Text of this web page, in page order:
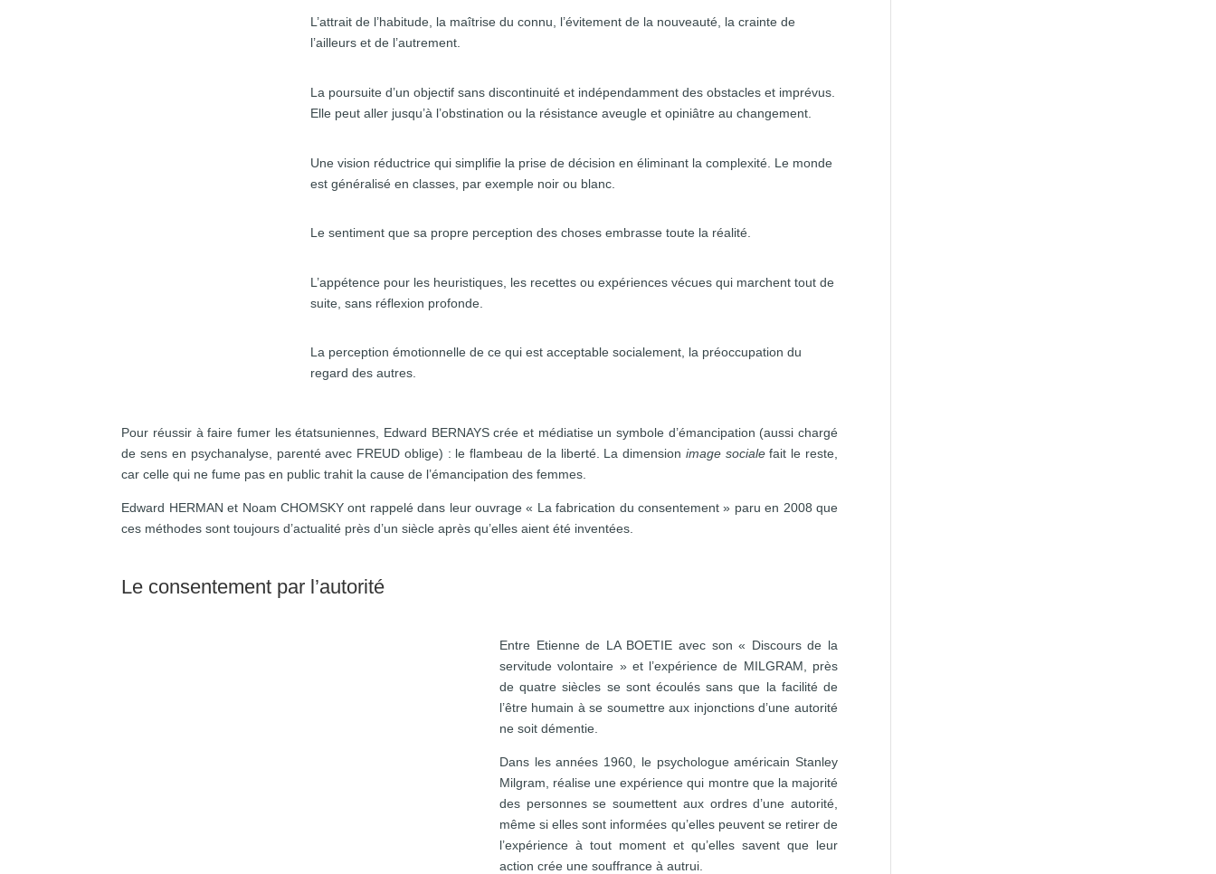
L’attrait de l’habitude, la maîtrise du connu, l’évitement de la nouveauté, la crainte de
l’ailleurs et de l’autrement.
La poursuite d’un objectif sans discontinuité et indépendamment des obstacles et imprévus.
Elle peut aller jusqu’à l’obstination ou la résistance aveugle et opiniâtre au changement.
Une vision réductrice qui simplifie la prise de décision en éliminant la complexité. Le monde
est généralisé en classes, par exemple noir ou blanc.
Le sentiment que sa propre perception des choses embrasse toute la réalité.
L’appétence pour les heuristiques, les recettes ou expériences vécues qui marchent tout de
suite, sans réflexion profonde.
La perception émotionnelle de ce qui est acceptable socialement, la préoccupation du
regard des autres.
Pour réussir à faire fumer les étatsuniennes, Edward BERNAYS crée et médiatise un symbole d’émancipation (aussi chargé
de sens en psychanalyse, parenté avec FREUD oblige) : le flambeau de la liberté. La dimension image socialefait le reste,
car celle qui ne fume pas en public trahit la cause de l’émancipation des femmes.
Edward HERMAN et Noam CHOMSKY ont rappelé dans leur ouvrage « La fabrication du consentement » paru en 2008 que
ces méthodes sont toujours d’actualité près d’un siècle après qu’elles aient été inventées.
Le consentement par l’autorité
Entre Etienne de LA BOETIE avec son « Discours de la
servitude volontaire » et l’expérience de MILGRAM, près
de quatre siècles se sont écoulés sans que la facilité de
l’être humain à se soumettre aux injonctions d’une autorité
ne soit démentie.
Dans les années 1960, le psychologue américain Stanley
Milgram, réalise une expérience qui montre que la majorité
des personnes se soumettent aux ordres d’une autorité,
même si elles sont informées qu’elles peuvent se retirer de
l’expérience à tout moment et qu’elles savent que leur
action crée une souffrance à autrui.